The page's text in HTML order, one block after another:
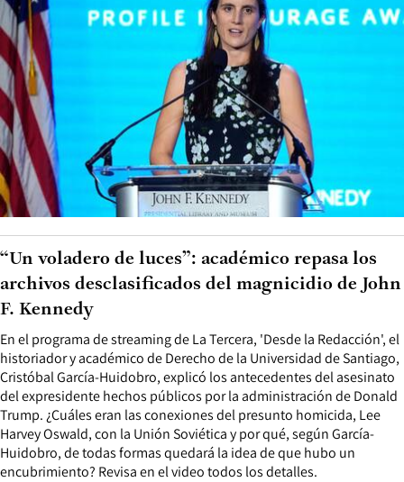
En el programa de streaming de La Tercera, 'Desde la Redacción', el
historiador y académico de Derecho de la Universidad de Santiago,
Cristóbal García-Huidobro, explicó los antecedentes del asesinato
del expresidente hechos públicos por la administración de Donald
Trump. ¿Cuáles eran las conexiones del presunto homicida, Lee
Harvey Oswald, con la Unión Soviética y por qué, según García-
Huidobro, de todas formas quedará la idea de que hubo un
encubrimiento? Revisa en el video todos los detalles.
“Un voladero de luces”: académico repasa los
archivos desclasificados del magnicidio de John
F. Kennedy